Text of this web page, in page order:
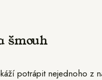
šmouh
potrápit nejednoho z